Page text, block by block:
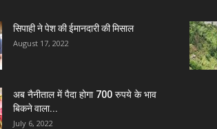
सिपाही ने पेश की ईमानदारी की मिसाल
August 17, 2022
अब नैनीताल में पैदा होगा 700 रुपये के भाव
बिकने वाला...
July 6, 2022